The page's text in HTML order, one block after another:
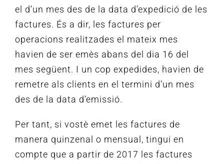
el d’un mes des de la data d’expedició de les
factures. És a dir, les factures per
operacions realitzades el mateix mes
havien de ser emès abans del dia 16 del
mes següent. I un cop expedides, havien de
remetre als clients en el termini d’un mes
des de la data d’emissió.
Per tant, si vostè emet les factures de
manera quinzenal o mensual, tingui en
compte que a partir de 2017 les factures